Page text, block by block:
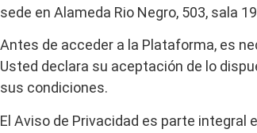
sede en Alameda Rio Negro, 503, sala
Antes de acceder a la Plataforma, es
Usted declara su aceptación de lo
sus condiciones.
El Aviso de Privacidad es parte integral